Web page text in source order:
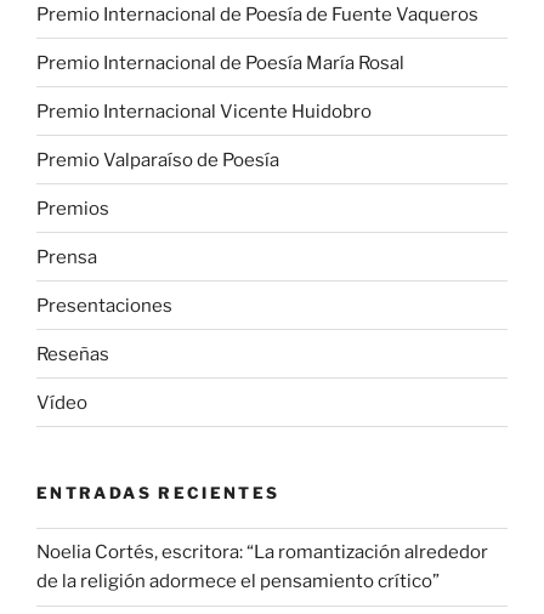
Premio Internacional de Poesía de Fuente Vaqueros
Premio Internacional de Poesía María Rosal
Premio Internacional Vicente Huidobro
Premio Valparaíso de Poesía
Premios
Prensa
Presentaciones
Reseñas
Vídeo
ENTRADAS RECIENTES
Noelia Cortés, escritora: “La romantización alrededor
de la religión adormece el pensamiento crítico”